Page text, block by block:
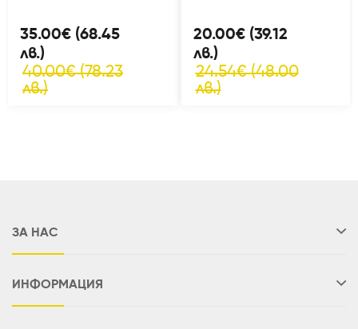
35.00€ (68.45
лв.)
40.00€ (78.23
лв.)
20.00€ (39.12
лв.)
24.54€ (48.00
лв.)
ЗА НАС
ИНФОРМАЦИЯ